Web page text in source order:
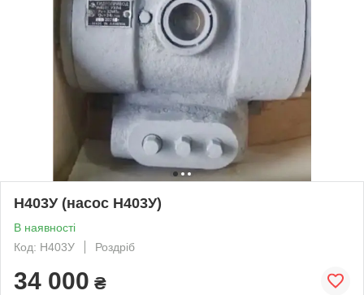
Н403У (насос Н403У)
В наявності
Код: Н403У
Роздріб
34 000 ₴